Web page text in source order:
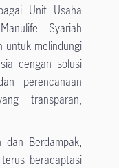
Unit Usaha
Syariah
untuk melindungi
dengan solusi
perencanaan
transparan,
dan Berdampak,
beradaptasi